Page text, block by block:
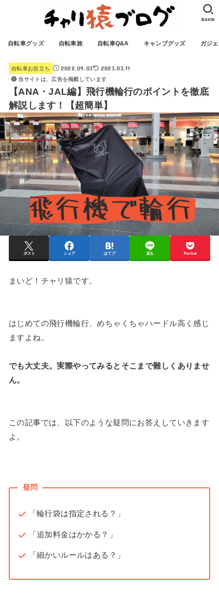
自転車グッズ 自転車旅 自転車Q&A キャンプグッズ ガジ
SEARCH
自転車お役立ち 2022.09.03 2023.03.11
当サイトは、広告を掲載しています
【ANA・JAL編】飛行機輪行のポイントを徹底
解説します！【超簡単】
ポスト シェア はてブ 送る Pocket
まいど！チャリ猿です。
はじめての飛行機輪行、めちゃくちゃハードル高く感じ
ますよね。
でも大丈夫。実際やってみるとそこまで難しくありませ
ん。
この記事では、以下のような疑問にお答えしていきます
よ。
疑問
「輪行袋は指定される？」
「追加料金はかかる？」
「細かいルールはある？」